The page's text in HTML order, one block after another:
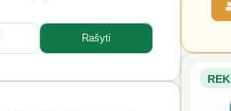
Rašyti